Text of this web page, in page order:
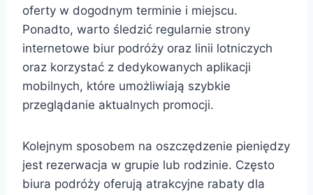
oferty w dogodnym terminie i miejscu.
Ponadto, warto śledzić regularnie strony
internetowe biur podróży oraz linii lotniczych
oraz korzystać z dedykowanych aplikacji
mobilnych, które umożliwiają szybkie
przeglądanie aktualnych promocji.
Kolejnym sposobem na oszczędzenie pieniędzy
jest rezerwacja w grupie lub rodzinie. Często
biura podróży oferują atrakcyjne rabaty dla